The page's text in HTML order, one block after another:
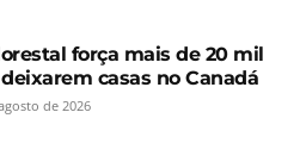
força mais de 20 mil
casas no Canadá
de 2026